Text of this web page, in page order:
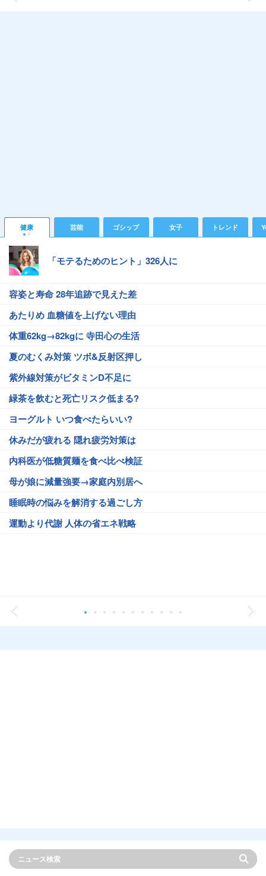
健康 芸能 ゴシップ 女子 トレンド
「モテるためのヒント」326人に
容姿と寿命 28年追跡で見えた差
あたりめ 血糖値を上げない理由
体重62kg→82kgに 寺田心の生活
夏のむくみ対策 ツボ&反射区押し
紫外線対策がビタミンD不足に
緑茶を飲むと死亡リスク低まる?
ヨーグルト いつ食べたらいい?
休みだが疲れる 隠れ疲労対策は
内科医が低糖質麺を食べ比べ検証
母が娘に減量強要→家庭内別居へ
睡眠時の悩みを解消する過ごし方
運動より代謝 人体の省エネ戦略